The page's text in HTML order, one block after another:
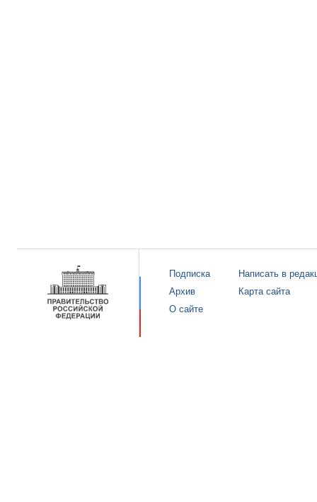
Подписка
Архив
О сайте
Написать в
Карта сайта